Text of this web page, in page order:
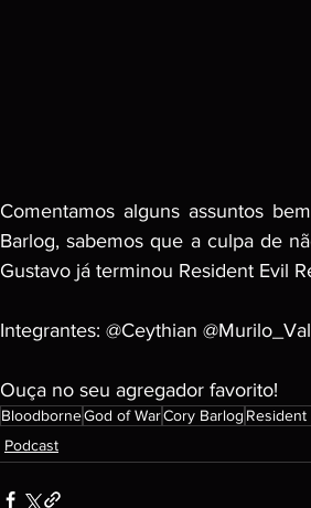
Comentamos alguns assuntos
Barlog, sabemos que a culpa de
Gustavo já terminou Resident Evil
Integrantes: @Ceythian
Ouça no seu agregador favorito!
BloodborneGod of WarCory Barlog Resident
Podcast